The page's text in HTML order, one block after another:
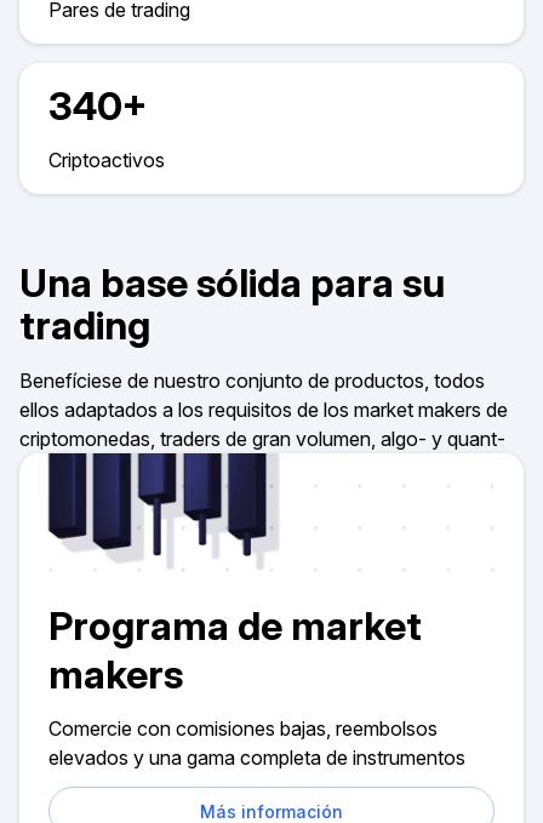
Pares de trading
340+
Criptoactivos
Una base sólida para su
trading
Benefíciese de nuestro conjunto de productos, todos
ellos adaptados a los requisitos de los market makers de
criptomonedas, traders de gran volumen, algo- y quant-
Programa de market
makers
Comercie con comisiones bajas, reembolsos
elevados y una gama completa de instrumentos
Más información